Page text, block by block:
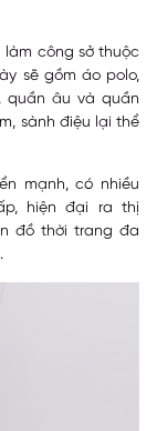
làm công sở thuộc
sẽ gồm áo polo,
quần âu và quần
sành điệu lại thể
mạnh, có nhiều
hiện đại ra thị
đồ thời trang đa